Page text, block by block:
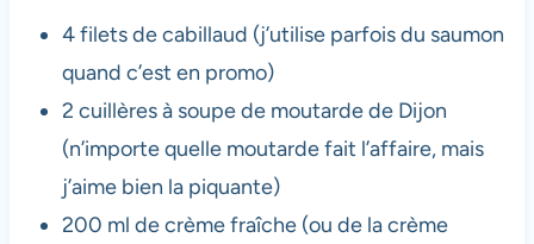
4 filets de cabillaud (j’utilise parfois du saumon
quand c’est en promo)
2 cuillères à soupe de moutarde de Dijon
(n’importe quelle moutarde fait l’affaire, mais
j’aime bien la piquante)
200 ml de crème fraîche (ou de la crème